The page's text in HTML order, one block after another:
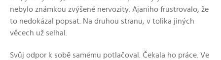
nebylo známkou zvýšené nervozity. Ajaniho frustrovalo, že
to nedokázal popsat. Na druhou stranu, v tolika jiných
věcech už selhal.
Svůj odpor k sobě samému potlačoval. Čekala ho práce. Ve